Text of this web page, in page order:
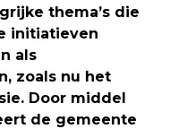
thema’s die
initiatieven
als
zoals nu het
Door middel
de gemeente